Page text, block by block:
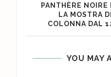
PANTHÈRE
LA MOSTRA
COLONNA DAL
YOU MAY